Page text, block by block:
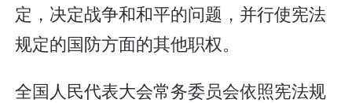
定，决定战争和和平的问题，并行使宪法
规定的国防方面的其他职权。
全国人民代表大会常务委员会依照宪法规